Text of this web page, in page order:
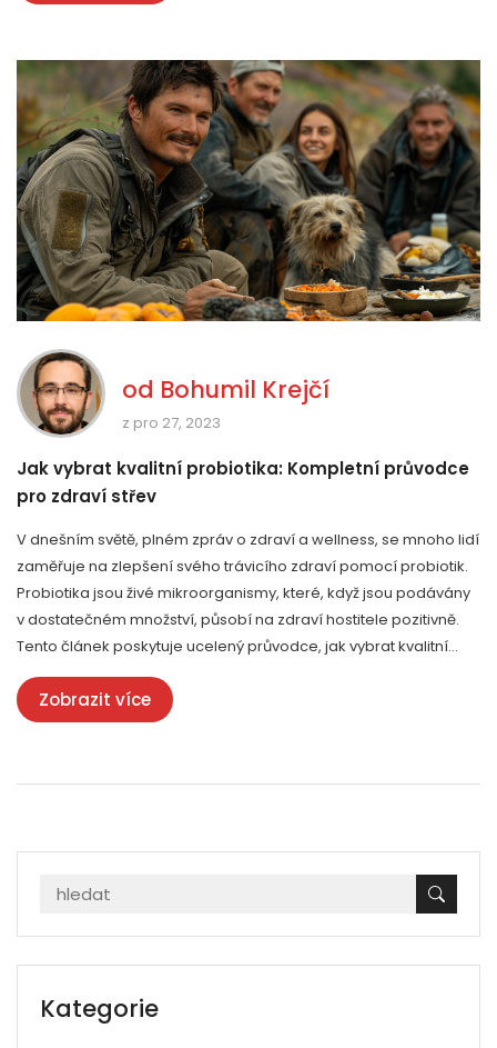
od Bohumil Krejčí
z pro 27, 2023
Jak vybrat kvalitní probiotika: Kompletní průvodce
pro zdraví střev
V dnešním světě, plném zpráv o zdraví a wellness, se mnoho lidí
zaměřuje na zlepšení svého trávicího zdraví pomocí probiotik.
Probiotika jsou živé mikroorganismy, které, když jsou podávány
v dostatečném množství, působí na zdraví hostitele pozitivně.
Tento článek poskytuje ucelený průvodce, jak vybrat kvalitní
probiotika, včetně porozumění různým typům, výhody pro zdraví
střev a tipy na to, jak najít ten nejlepší produkt pro Vás.
Zobrazit více
Kategorie